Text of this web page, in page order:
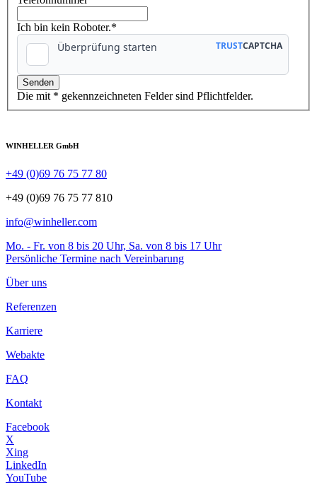
Ich bin kein Roboter.*
Die mit * gekennzeichneten Felder sind Pflichtfelder.
WINHELLER GmbH
+49 (0)69 76 75 77 80
+49 (0)69 76 75 77 810
info@winheller.com
Mo. - Fr. von 8 bis 20 Uhr, Sa. von 8 bis 17 Uhr
Persönliche Termine nach Vereinbarung
Über uns
Referenzen
Karriere
Webakte
FAQ
Kontakt
Facebook
X
Xing
LinkedIn
YouTube